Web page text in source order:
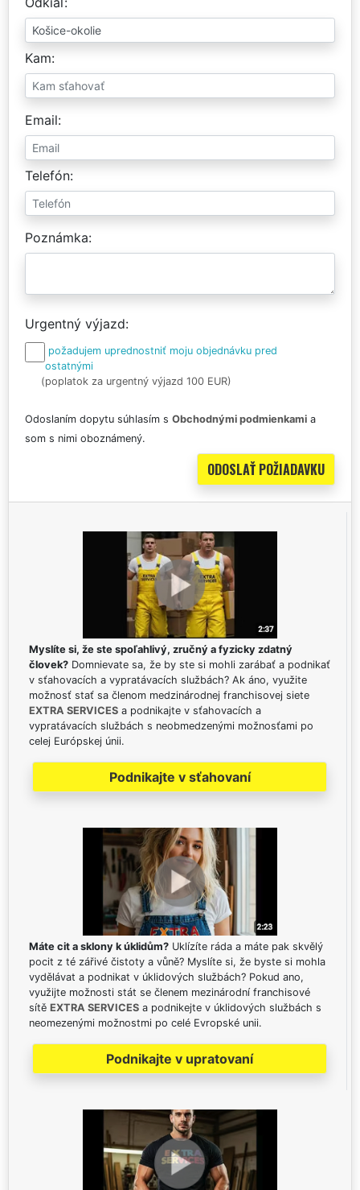
Kam
Email
Telefón
Poznámka
Urgentný výjazd
požadujem uprednostniť moju objednávku pred
ostatnými
(poplatok za urgentný výjazd 100 EUR)
Odoslaním dopytu súhlasím s Obchodnými podmienkami a
som s nimi oboznámený.
Myslíte si, že ste spoľahlivý, zručný a fyzicky zdatný
človek? Domnievate sa, že by ste si mohli zarábať a podnikať
v sťahovacích a vypratávacích službách? Ak áno, využite
možnosť stať sa členom medzinárodnej franchisovej siete
EXTRA SERVICES a podnikajte v sťahovacích a
vypratávacích službách s neobmedzenými možnosťami po
celej Európskej únii.
Podnikajte v sťahovaní
Máte cit a sklony k úklidům? Uklízíte ráda a máte pak skvělý
pocit z té zářivé čistoty a vůně? Myslíte si, že byste si mohla
vydělávat a podnikat v úklidových službách? Pokud ano,
využijte možnosti stát se členem mezinárodní franchisové
sítě EXTRA SERVICES a podnikejte v úklidových službách s
neomezenými možnostmi po celé Evropské unii.
Podnikajte v upratovaní